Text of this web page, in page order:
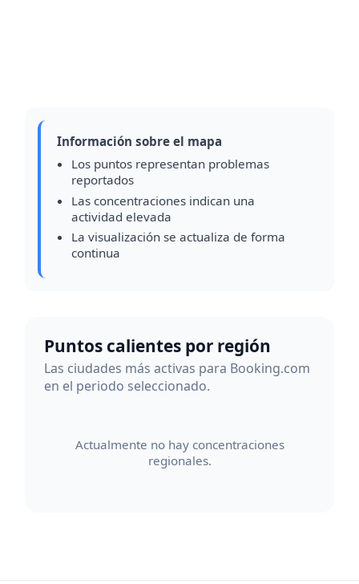
Información sobre el mapa
Los puntos representan problemas
reportados
Las concentraciones indican una
actividad elevada
La visualización se actualiza de forma
continua
Puntos calientes por región
Las ciudades más activas para Booking.com
en el periodo seleccionado.
Actualmente no hay concentraciones
regionales.